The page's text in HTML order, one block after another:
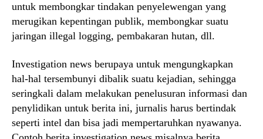
untuk membongkar tindakan penyelewengan yang
merugikan kepentingan publik, membongkar suatu
jaringan illegal logging, pembakaran hutan, dll.
Investigation news berupaya untuk mengungkapkan
hal-hal tersembunyi dibalik suatu kejadian, sehingga
seringkali dalam melakukan penelusuran informasi dan
penylidikan untuk berita ini, jurnalis harus bertindak
seperti intel dan bisa jadi mempertaruhkan nyawanya.